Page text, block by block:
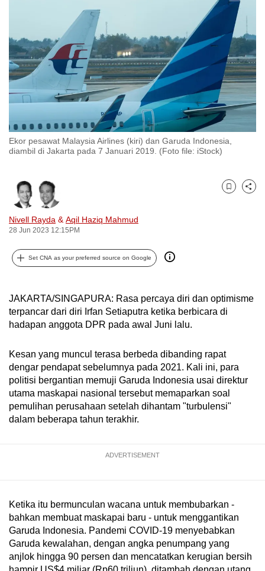
Ekor pesawat Malaysia Airlines (kiri) dan Garuda Indonesia,
diambil di Jakarta pada 7 Januari 2019. (Foto file: iStock)
Nivell Rayda & Aqil Haziq Mahmud
28 Jun 2023 12:15PM
Bookmark
Share
Set CNA as your preferred source on Google
JAKARTA/SINGAPURA: Rasa percaya diri dan optimisme
terpancar dari diri Irfan Setiaputra ketika berbicara di
hadapan anggota DPR pada awal Juni lalu.
Kesan yang muncul terasa berbeda dibanding rapat
dengar pendapat sebelumnya pada 2021. Kali ini, para
politisi bergantian memuji Garuda Indonesia usai direktur
utama maskapai nasional tersebut memaparkan soal
pemulihan perusahaan setelah dihantam "turbulensi"
dalam beberapa tahun terakhir.
ADVERTISEMENT
Ketika itu bermunculan wacana untuk membubarkan -
bahkan membuat maskapai baru - untuk menggantikan
Garuda Indonesia. Pandemi COVID-19 menyebabkan
Garuda kewalahan, dengan angka penumpang yang
anjlok hingga 90 persen dan mencatatkan kerugian bersih
browsers
but
we
your
with
CNA
fast,
secure
and
the
best
it
possibly
be.
To
upgrade
to
a
supported
browser
download
the
mobile
app.